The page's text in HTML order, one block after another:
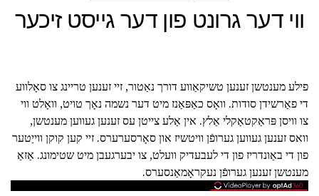
ווי דער גרונט פון דער גייסט זיכער
פילע מענטשן זענען טשיקאַווע דורך נאַטור, זיי זענען טריינג צו סאָלווע
די פאַרשידן סודות. וואָס כאַפּאַנז מיט דער נשמה נאָך טויט, וואָלט ווי
צו וויסן פּראַקטאַקלי אַלץ. אין אַלע צייטן עס זענען געווען מענטשן,
וואס זענען געווען גערופֿן וויטשיז און סאָרסערערס. זיי קען קוקן ווייַטער
פון די באַונדריז פון די לעבעדיק וועלט, צו יבערגעבן מיט שטימונג. אַזאַ
מענטשן זענען גערופֿן נעקראָמאַנסערס.